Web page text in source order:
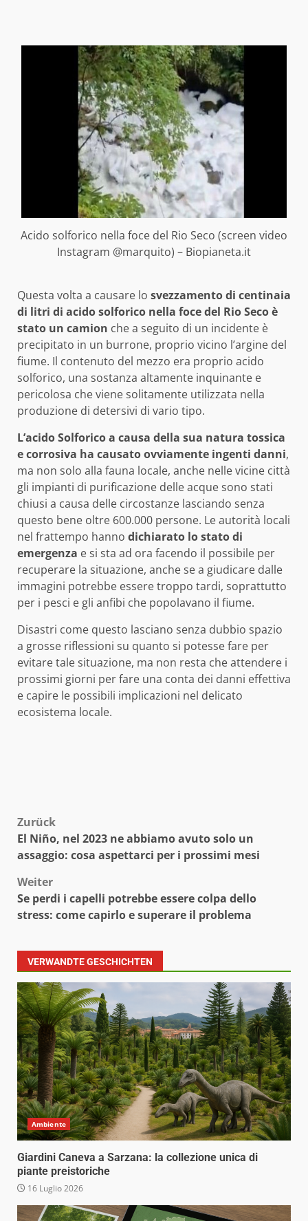
Acido solforico nella foce del Rio Seco (screen video
Instagram @marquito) – Biopianeta.it
Questa volta a causare lo svezzamento di centinaia
di litri di acido solforico nella foce del Rio Seco è
stato un camion che a seguito di un incidente è
precipitato in un burrone, proprio vicino l’argine del
fiume. Il contenuto del mezzo era proprio acido
solforico, una sostanza altamente inquinante e
pericolosa che viene solitamente utilizzata nella
produzione di detersivi di vario tipo.
L’acido Solforico a causa della sua natura tossica
e corrosiva ha causato ovviamente ingenti danni,
ma non solo alla fauna locale, anche nelle vicine città
gli impianti di purificazione delle acque sono stati
chiusi a causa delle circostanze lasciando senza
questo bene oltre 600.000 persone. Le autorità locali
nel frattempo hanno dichiarato lo stato di
emergenza e si sta ad ora facendo il possibile per
recuperare la situazione, anche se a giudicare dalle
immagini potrebbe essere troppo tardi, soprattutto
per i pesci e gli anfibi che popolavano il fiume.
Disastri come questo lasciano senza dubbio spazio
a grosse riflessioni su quanto si potesse fare per
evitare tale situazione, ma non resta che attendere i
prossimi giorni per fare una conta dei danni effettiva
e capire le possibili implicazioni nel delicato
ecosistema locale.
Beitragsnavigation
Zurück
El Niño, nel 2023 ne abbiamo avuto solo un
assaggio: cosa aspettarci per i prossimi mesi
Weiter
Se perdi i capelli potrebbe essere colpa dello
stress: come capirlo e superare il problema
VERWANDTE GESCHICHTEN
Ambiente
Giardini Caneva a Sarzana: la collezione unica di
piante preistoriche
16 Luglio 2026